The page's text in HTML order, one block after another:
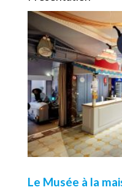
Le Musée à la